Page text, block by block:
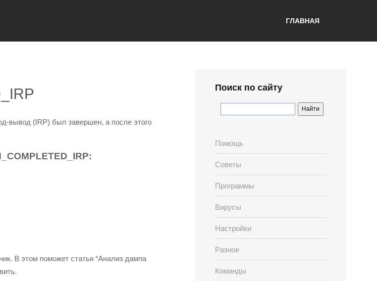
ГЛАВНАЯ
вывод (IRP) был завершен, а после этого
В этом поможет статья “Анализ дампа
Поиск по сайту
Помощь
Советы
Программы
Вирусы
Настройки
Разное
Команды